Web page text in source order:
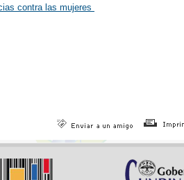
contra las mujeres